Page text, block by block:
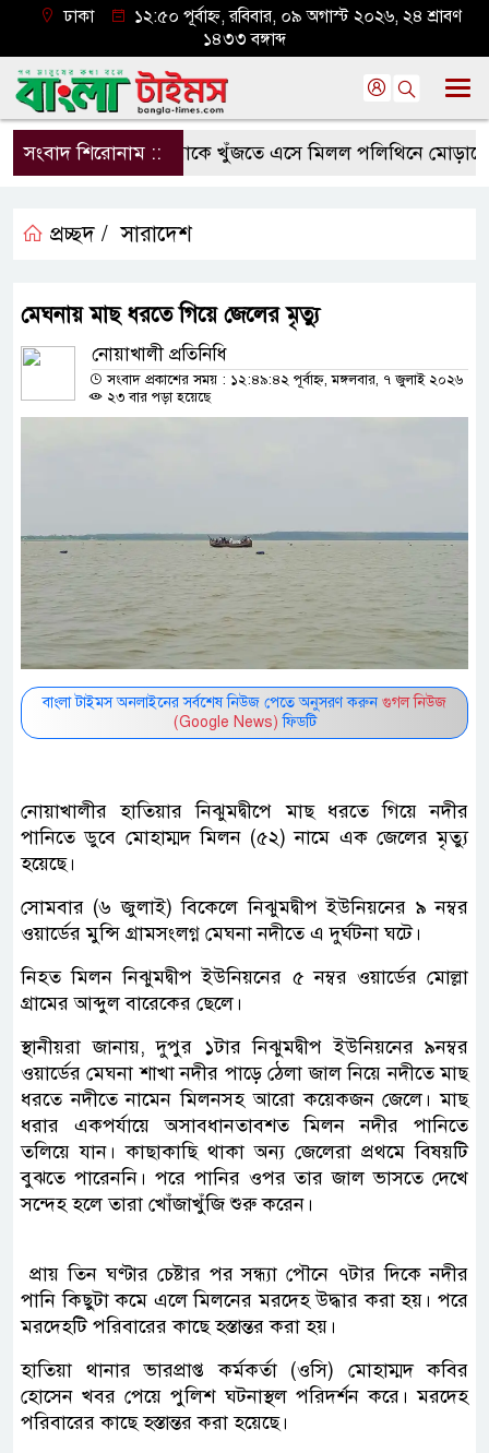
ঢাকা
১২:৫০ পূর্বাহ্ন, রবিবার, ০৯ অগাস্ট ২০২৬, ২৪ শ্রাবণ
১৪৩৩ বঙ্গাব্দ
সংবাদ শিরোনাম ::মাকে খুঁজতে এসে মিলল পলিথিনে মোড়ানো
প্রচ্ছদ / সারাদেশ
মেঘনায় মাছ ধরতে গিয়ে জেলের মৃত্যু
নোয়াখালী প্রতিনিধি
সংবাদ প্রকাশের সময় : ১২:৪৯:৪২ পূর্বাহ্ন, মঙ্গলবার, ৭ জুলাই ২০২৬
২৩ বার পড়া হয়েছে
বাংলা টাইমস অনলাইনের সর্বশেষ নিউজ পেতে অনুসরণ করুন গুগল নিউজ
(Google News) ফিডটি
নোয়াখালীর হাতিয়ার নিঝুমদ্বীপে মাছ ধরতে গিয়ে নদীর
পানিতে ডুবে মোহাম্মদ মিলন (৫২) নামে এক জেলের মৃত্যু
হয়েছে।
সোমবার (৬ জুলাই) বিকেলে নিঝুমদ্বীপ ইউনিয়নের ৯ নম্বর
ওয়ার্ডের মুন্সি গ্রামসংলগ্ন মেঘনা নদীতে এ দুর্ঘটনা ঘটে।
নিহত মিলন নিঝুমদ্বীপ ইউনিয়নের ৫ নম্বর ওয়ার্ডের মোল্লা
গ্রামের আব্দুল বারেকের ছেলে।
স্থানীয়রা জানায়, দুপুর ১টার নিঝুমদ্বীপ ইউনিয়নের ৯নম্বর
ওয়ার্ডের মেঘনা শাখা নদীর পাড়ে ঠেলা জাল নিয়ে নদীতে মাছ
ধরতে নদীতে নামেন মিলনসহ আরো কয়েকজন জেলে। মাছ
ধরার একপর্যায়ে অসাবধানতাবশত মিলন নদীর পানিতে
তলিয়ে যান। কাছাকাছি থাকা অন্য জেলেরা প্রথমে বিষয়টি
বুঝতে পারেননি। পরে পানির ওপর তার জাল ভাসতে দেখে
সন্দেহ হলে তারা খোঁজাখুঁজি শুরু করেন।
প্রায় তিন ঘণ্টার চেষ্টার পর সন্ধ্যা পৌনে ৭টার দিকে নদীর
পানি কিছুটা কমে এলে মিলনের মরদেহ উদ্ধার করা হয়। পরে
মরদেহটি পরিবারের কাছে হস্তান্তর করা হয়।
হাতিয়া থানার ভারপ্রাপ্ত কর্মকর্তা (ওসি) মোহাম্মদ কবির
হোসেন খবর পেয়ে পুলিশ ঘটনাস্থল পরিদর্শন করে। মরদেহ
পরিবারের কাছে হস্তান্তর করা হয়েছে।